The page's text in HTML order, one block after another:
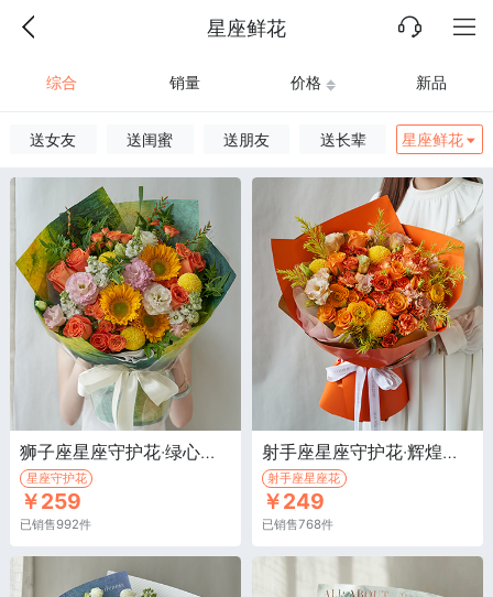
星座鲜花
综合 销量 价格 新品
送女友 送闺蜜 送朋友 送长辈 星座鲜花
狮子座星座守护花·绿心向日葵3枝，国王日橙色玫瑰7枝
星座守护花
￥259
已销售992件
射手座星座守护花·辉煌玫瑰9枝，黄色乒乓菊3枝
射手座星座花
￥249
已销售768件